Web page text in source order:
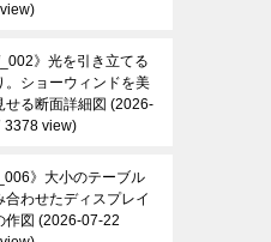
》光を引き立てる
。ショーウィンドを美
せる断面詳細図
2026-
3378 view
》大小のテーブル
合わせたディスプレイ
作図
2026-07-22